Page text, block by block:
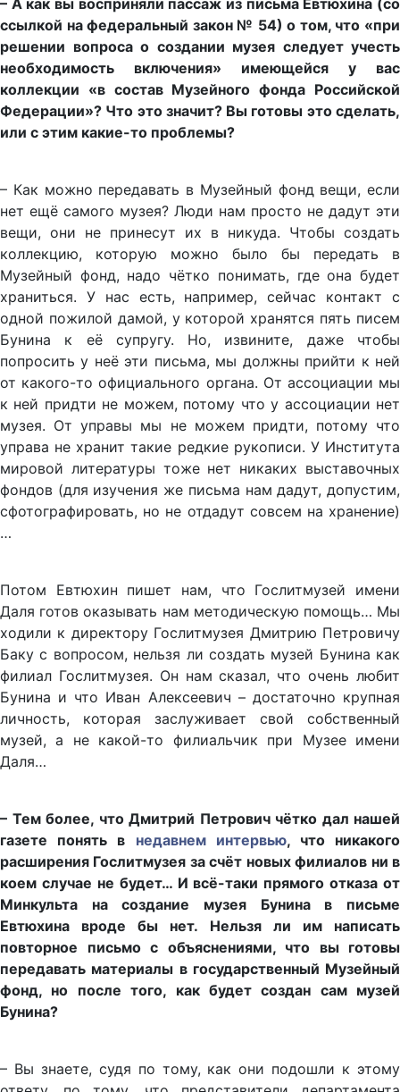
– А как вы восприняли пассаж из письма Евтюхина (со
ссылкой на федеральный закон № 54) о том, что «при
решении вопроса о создании музея следует учесть
необходимость включения» имеющейся у вас
коллекции «в состав Музейного фонда Российской
Федерации»? Что это значит? Вы готовы это сделать,
или с этим какие-то проблемы?
– Как можно передавать в Музейный фонд вещи, если
нет ещё самого музея? Люди нам просто не дадут эти
вещи, они не принесут их в никуда. Чтобы создать
коллекцию, которую можно было бы передать в
Музейный фонд, надо чётко понимать, где она будет
храниться. У нас есть, например, сейчас контакт с
одной пожилой дамой, у которой хранятся пять писем
Бунина к её супругу. Но, извините, даже чтобы
попросить у неё эти письма, мы должны прийти к ней
от какого-то официального органа. От ассоциации мы
к ней придти не можем, потому что у ассоциации нет
музея. От управы мы не можем придти, потому что
управа не хранит такие редкие рукописи. У Института
мировой литературы тоже нет никаких выставочных
фондов (для изучения же письма нам дадут, допустим,
сфотографировать, но не отдадут совсем на хранение)
…
Потом Евтюхин пишет нам, что Гослитмузей имени
Даля готов оказывать нам методическую помощь… Мы
ходили к директору Гослитмузея Дмитрию Петровичу
Баку с вопросом, нельзя ли создать музей Бунина как
филиал Гослитмузея. Он нам сказал, что очень любит
Бунина и что Иван Алексеевич – достаточно крупная
личность, которая заслуживает свой собственный
музей, а не какой-то филиальчик при Музее имени
Даля…
– Тем более, что Дмитрий Петрович чётко дал нашей
газете понять в недавнем интервью, что никакого
расширения Гослитмузея за счёт новых филиалов ни в
коем случае не будет… И всё-таки прямого отказа от
Минкульта на создание музея Бунина в письме
Евтюхина вроде бы нет. Нельзя ли им написать
повторное письмо с объяснениями, что вы готовы
передавать материалы в государственный Музейный
фонд, но после того, как будет создан сам музей
Бунина?
– Вы знаете, судя по тому, как они подошли к этому